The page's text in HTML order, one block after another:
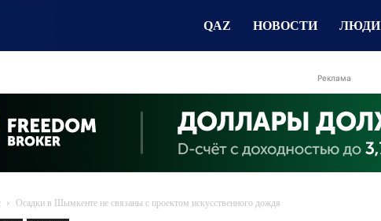
QAZ НОВОСТИ ЛЮДИ
Реклама
Осадки в Шымкенте не связаны с проектом искусственного дождя